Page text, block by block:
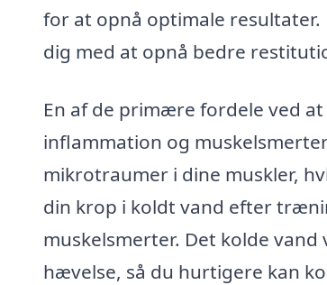
for at opnå optimale
dig med at opnå bedre
En af de primære fordele ved
inflammation og
mikrotraumer i dine muskler,
din krop i koldt vand efter
muskelsmerter. Det kolde
hævelse, så du hurtigere kan